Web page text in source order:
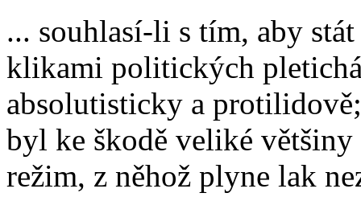
... souhlasí-li s tím, aby
klikami politických
absolutisticky a
byl ke škodě veliké
režim, z něhož plyne lak